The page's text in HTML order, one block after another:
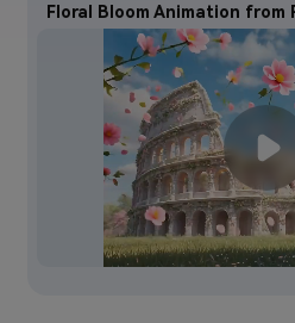
Floral Bloom Animation